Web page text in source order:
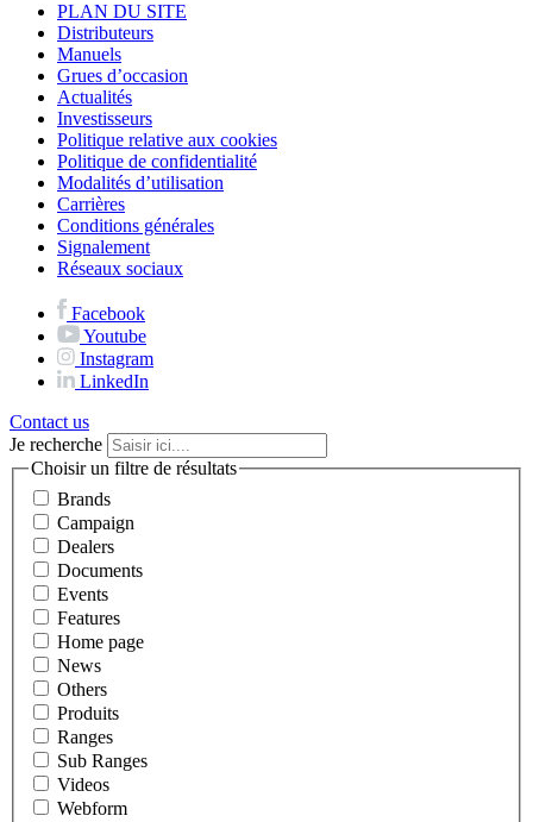
PLAN DU SITE
Distributeurs
Manuels
Grues d’occasion
Actualités
Investisseurs
Politique relative aux cookies
Politique de confidentialité
Modalités d’utilisation
Carrières
Conditions générales
Signalement
Réseaux sociaux
Facebook
Youtube
Instagram
LinkedIn
Contact us
Je recherche
Choisir un filtre de résultats
Brands
Campaign
Dealers
Documents
Events
Features
Home page
News
Others
Produits
Ranges
Sub Ranges
Videos
Webform